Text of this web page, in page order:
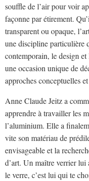
souffle de l’air pour voir
façonne par étirement.
transparent ou opaque,
une discipline particulière
contemporain, le design
une occasion unique de
approches conceptuelles
Anne Claude Jeitz a
apprendre à travailler les
l’aluminium. Elle a
vite son matériau de
envisageable et la
d’art. Un maître verrier lui
le verre, c’est lui qui te